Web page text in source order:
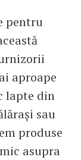
pentru
aproape
lapte din
sau
produse
asupra